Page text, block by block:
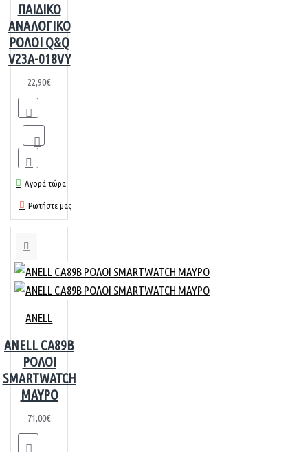
ΠΑΙΔΙΚΟ
ΑΝΑΛΟΓΙΚΟ
ΡΟΛΟΙ Q&Q
V23A-018VY
22,90€
Αγορά τώρα
Ρωτήστε μας
ANELL
ANELL CA89B
ΡΟΛΟΙ
SMARTWATCH
ΜΑΥΡΟ
71,00€